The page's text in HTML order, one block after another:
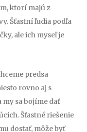
ktorí majú z
Šťastní ľudia podľa
ale ich myseľ je
predsa
rovno aj s
sa bojíme dať
Šťastné riešenie
dostať, môže byť